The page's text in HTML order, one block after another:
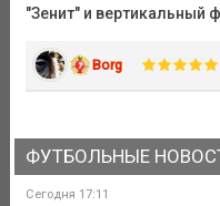
"Зенит" и вертикальный
Borg
ФУТБОЛЬНЫЕ
Сегодня 17:11